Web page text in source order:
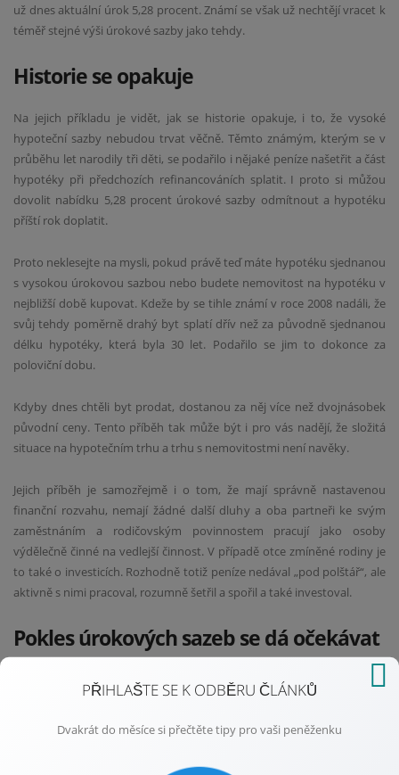
už dnes aktuální úrok 5,28 procent. Známí se však už nechtějí vracet k
téměř stejné výši úrokové sazby jako tehdy.
Historie se opakuje
Na jejich příkladu je vidět, jak se historie opakuje, i to, že vysoké
hypoteční sazby nebudou trvat věčně. Těmto známým, kterým se v
průběhu let narodily tři děti, se podařilo i nějaké peníze našetřit a část
hypotéky při předchozích refinancováních splatit. I proto si můžou
dovolit nabídku 5,28 procent úrokové sazby odmítnout a hypotéku
příští rok doplatit.
Proto neklesejte na mysli, pokud právě teď máte hypotéku sjednanou
s vysokou úrokovou sazbou nebo budete nemovitost na hypotéku v
nejbližší době kupovat. Kdeže by se tihle známí v roce 2008 nadáli, že
svůj tehdy poměrně drahý byt splatí dřív než za původně sjednanou
délku hypotéky, která byla 30 let. Podařilo se jim to dokonce za
poloviční dobu.
Kdyby dnes chtěli byt prodat, dostanou za něj více než dvojnásobek
původní ceny. Tento příběh tak může být i pro vás nadějí, že složitá
situace na hypotečním trhu a trhu s nemovitostmi není navěky.
Jejich příběh je samozřejmě i o tom, že mají správně nastavenou
finanční rozvahu, nemají žádné další dluhy a oba partneři ke svým
zaměstnáním a rodičovským povinnostem pracují jako osoby
výdělečně činné na vedlejší činnost. V případě otce zmíněné rodiny je
to také o investicích. Rozhodně totiž peníze nedával „pod polštář“, ale
aktivně s nimi pracoval, rozumně šetřil a spořil a také investoval.
Pokles úrokových sazeb se dá očekávat
Analytici předpokládají, že přibližně za dva tři roky se situace ohledně
úrokových sazeb na hypotečním trhu zklidní a úrokové sazby se
zvažovat, jakou délku fixace si při zařizování hypotéky sjednáte, a
PŘIHLAŠTE SE K ODBĚRU ČLÁNKŮ
Dvakrát do měsíce si přečtěte tipy pro vaši peněženku